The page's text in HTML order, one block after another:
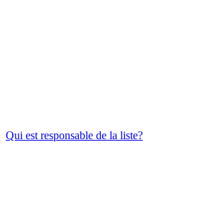
Qui est responsable de la liste?